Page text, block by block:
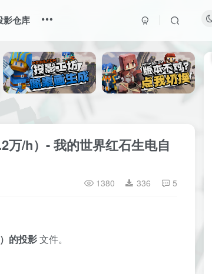
影仓库
万/h）- 我的世界红石生电自
1380 336 5
的投影文件。